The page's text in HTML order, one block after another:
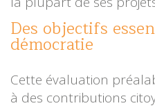
Des objectifs
démocratie
Cette évaluation
à des contributions